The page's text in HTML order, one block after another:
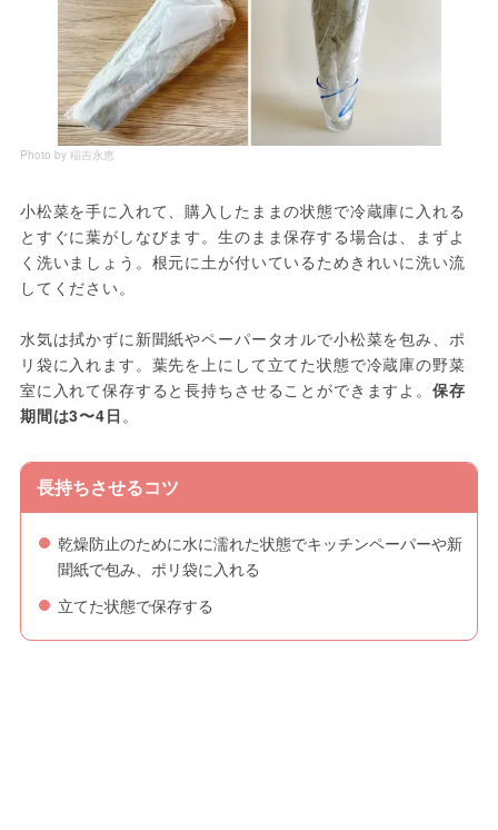
Photo by 稲吉永恵
小松菜を手に入れて、購入したままの状態で冷蔵庫に入れる
とすぐに葉がしなびます。生のまま保存する場合は、まずよ
く洗いましょう。根元に土が付いているためきれいに洗い流
してください。
水気は拭かずに新聞紙やペーパータオルで小松菜を包み、ポ
リ袋に入れます。葉先を上にして立てた状態で冷蔵庫の野菜
室に入れて保存すると長持ちさせることができますよ。 保存
期間は3〜4日 。
長持ちさせるコツ
乾燥防止のために水に濡れた状態でキッチンペーパーや新
聞紙で包み、ポリ袋に入れる
立てた状態で保存する